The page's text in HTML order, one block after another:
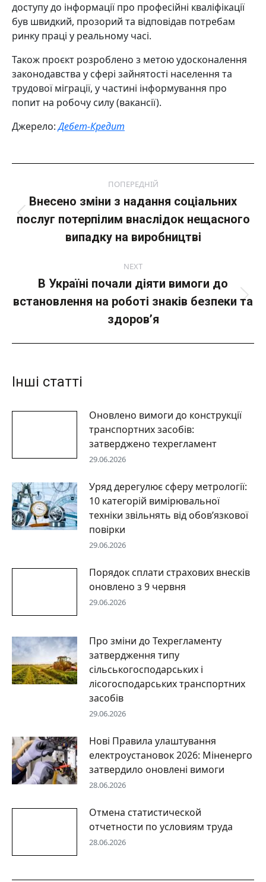
доступу до інформації про професійні кваліфікації
був швидкий, прозорий та відповідав потребам
ринку праці у реальному часі.
Також проєкт розроблено з метою удосконалення
законодавства у сфері зайнятості населення та
трудової міграції, у частині інформування про
попит на робочу силу (вакансії).
Джерело:Дебет-Кредит
ПОПЕРЕДНІЙ
Попередній
пост:
Внесено зміни з надання соціальних
послуг потерпілим внаслідок нещасного
випадку на виробництві
NEXT
Next
post:
В Україні почали діяти вимоги до
встановлення на роботі знаків безпеки та
здоров’я
Інші статті
Оновлено вимоги до конструкції
транспортних засобів:
затверджено техрегламент
29.06.2026
Уряд дерегулює сферу метрології:
10 категорій вимірювальної
техніки звільнять від обов’язкової
повірки
29.06.2026
Порядок сплати страхових внесків
оновлено з 9 червня
29.06.2026
Про зміни до Техрегламенту
затвердження типу
сільськогосподарських і
лісогосподарських транспортних
засобів
29.06.2026
Нові Правила улаштування
електроустановок 2026: Міненерго
затвердило оновлені вимоги
28.06.2026
Отмена статистической
отчетности по условиям труда
28.06.2026